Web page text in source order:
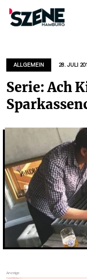
springenALLGEMEIN 28. JULI
Serie: Ach